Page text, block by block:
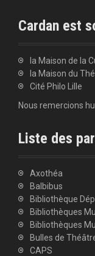
Cardan est
la Maison de la
la Maison du
Cité Philo Lille
Nous remercions
Liste des
Axothéa
Balbibus
Bibliothèque
Bibliothèques
Bibliothèques
Bulles de
CAPS